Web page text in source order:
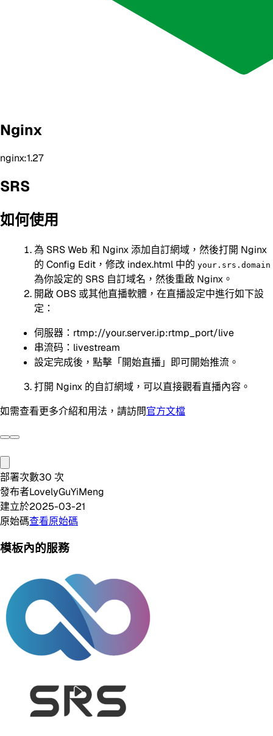
Nginx
nginx:1.27
SRS
如何使用
為 SRS Web 和 Nginx 添加自訂網域，然後打開 Nginx
的 Config Edit，修改 index.html 中的 your.srs.domain
為你設定的 SRS 自訂域名，然後重啟 Nginx。
開啟 OBS 或其他直播軟體，在直播設定中進行如下設
定：
伺服器：rtmp://your.server.ip:rtmp_port/live
串流码：livestream
設定完成後，點擊「開始直播」即可開始推流。
打開 Nginx 的自訂網域，可以直接觀看直播內容。
如需查看更多介紹和用法，請訪問官方文檔
部署次數30 次
發布者LovelyGuYiMeng
建立於2025-03-21
原始碼查看原始碼
模板內的服務